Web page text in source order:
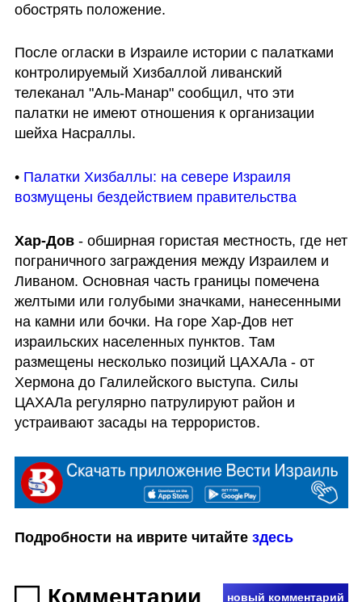
обострять положение.
После огласки в Израиле истории с палатками
контролируемый Хизбаллой ливанский
телеканал "Аль-Манар" сообщил, что эти
палатки не имеют отношения к организации
шейха Насраллы.
• Палатки Хизбаллы: на севере Израиля
возмущены бездействием правительства
Хар-Дов - обширная гористая местность, где нет
пограничного заграждения между Израилем и
Ливаном. Основная часть границы помечена
желтыми или голубыми значками, нанесенными
на камни или бочки. На горе Хар-Дов нет
израильских населенных пунктов. Там
размещены несколько позиций ЦАХАЛа - от
Хермона до Галилейского выступа. Силы
ЦАХАЛа регулярно патрулируют район и
устраивают засады на террористов.
Подробности на иврите читайте здесь
новый комментарий